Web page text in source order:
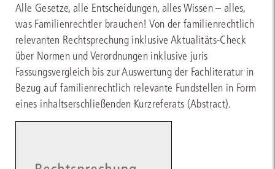
Alle Gesetze, alle Entscheidungen, alles Wissen – alles,
was Familienrechtler brauchen! Von der familienrechtlich
relevanten Rechtsprechung inklusive Aktualitäts-Check
über Normen und Verordnungen inklusive juris
Fassungsvergleich bis zur Auswertung der Fachliteratur in
Bezug auf familienrechtlich relevante Fundstellen in Form
eines inhaltserschließenden Kurzreferats (Abstract).